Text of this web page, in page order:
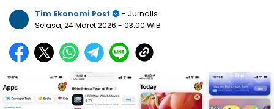
Tim Ekonomi Post
- Jurnalis
Selasa, 24 Maret 2026 - 03:00 WIB